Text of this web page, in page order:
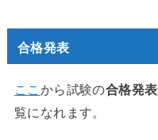
合格発表
ここから試験の合格発表
覧になれます。